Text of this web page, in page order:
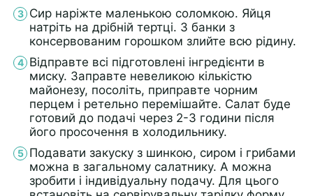
Сир наріжте маленькою соломкою. Яйця
натріть на дрібній тертці. З банки з
консервованим горошком злийте всю рідину.
Відправте всі підготовлені інгредієнти в
миску. Заправте невеликою кількістю
майонезу, посоліть, приправте чорним
перцем і ретельно перемішайте. Салат буде
готовий до подачі через 2-3 години після
його просочення в холодильнику.
Подавати закуску з шинкою, сиром і грибами
можна в загальному салатнику. А можна
зробити і індивідуальну подачу. Для цього